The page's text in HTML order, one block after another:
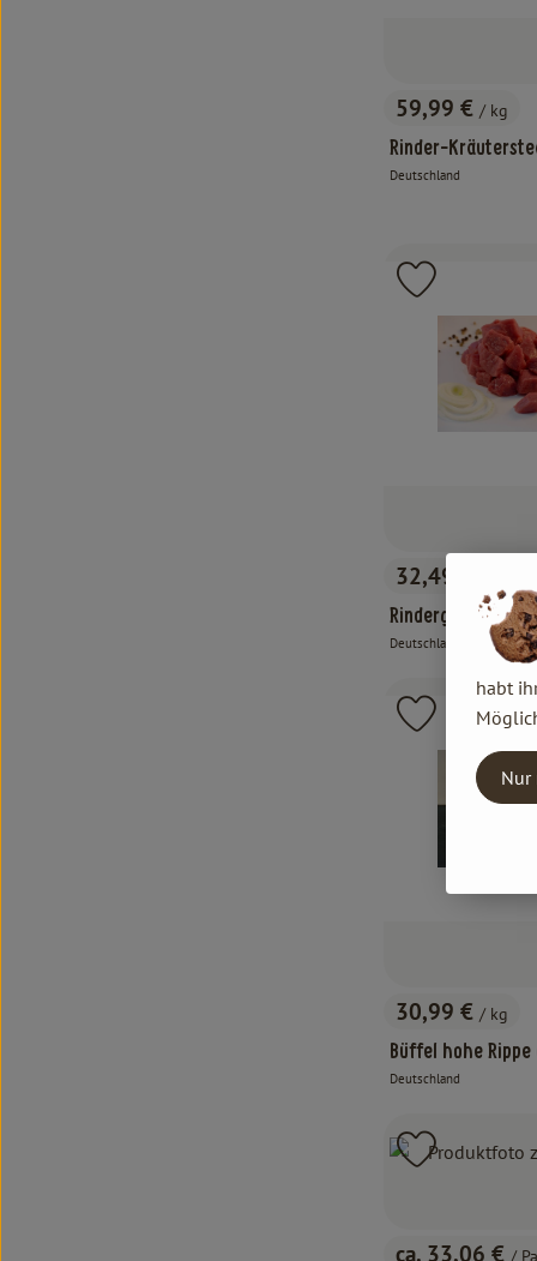
, Preis:
59,99 € / kg
Rinder-
, Herkunft:
Deutschland
, Preis:
32,49 €
Rindergulasch
, Herkunft:
Deutschland
Produkt
, Preis:
30,99 € / kg
Büffel hohe
, Herkunft:
Deutschland
Produkt
ca. 33,06 € /
Produkt zu
habt
Nur